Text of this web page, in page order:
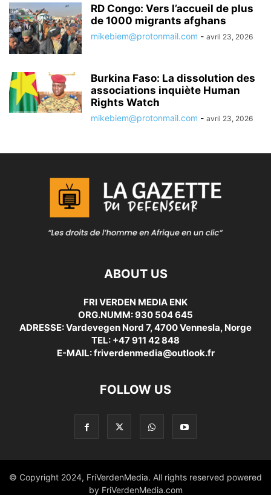
RD Congo: Vers l’accueil de plus
de 1000 migrants afghans
mikebiem@protonmail.com - avril 23, 2026
Burkina Faso: La dissolution des
associations inquiète Human
Rights Watch
mikebiem@protonmail.com - avril 23, 2026
ABOUT US
FRI VERDEN MEDIA ENK
ORG.NUMM: 930 504 645
ADRESSE: Vardevegen Nord 7, 4700 Vennesla, Norge
TEL: +47 911 42 848
E-MAIL: friverdenmedia@outlook.fr
FOLLOW US
© Copyright 2024, FriVerdenMedia. All rights reserved powered
by FriVerdenMedia.com